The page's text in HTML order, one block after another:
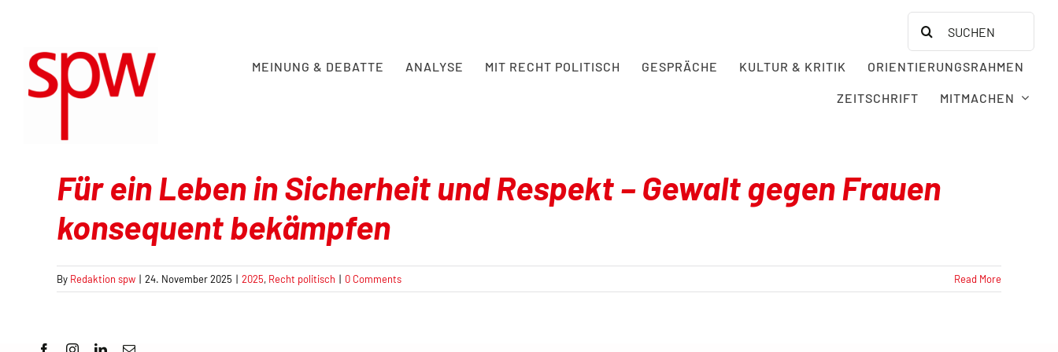
content
Search
for:
MEINUNG & DEBATTE ANALYSE MIT RECHT POLITISCH GESPRÄCHE KULTUR & KRITIK ORIENTIERUNGSRAHMEN
ZEITSCHRIFT MITMACHEN
Für ein Leben in Sicherheit und Respekt – Gewalt gegen Frauen
konsequent bekämpfen
By Redaktion spw | 24. November 2025 | 2025, Recht politisch | 0 Comments Read More